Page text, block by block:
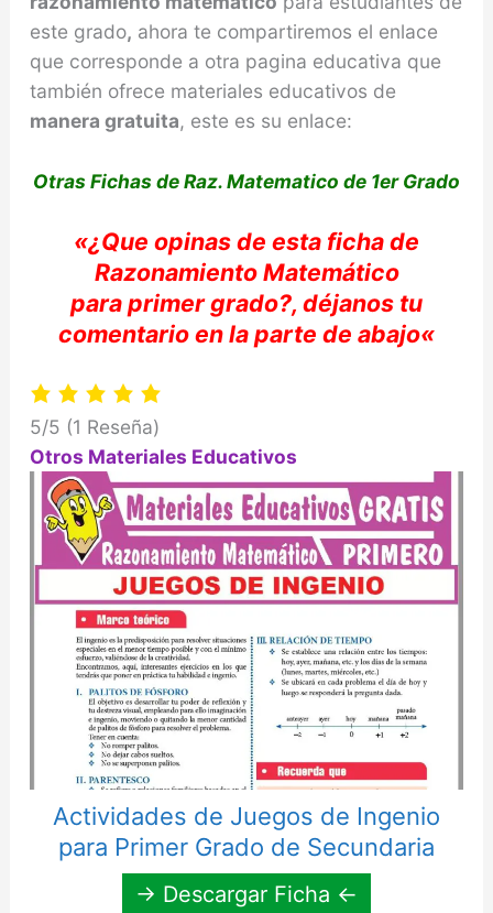
este grado, ahora te compartiremos el enlace
que corresponde a otra pagina educativa que
también ofrece materiales educativos de
manera gratuita, este es su enlace:
Otras Fichas de Raz. Matematico de 1er Grado
«¿Que opinas de esta ficha de
RazonamientoMatemático
paraprimer grado?, déjanos tu
comentario en la parte de abajo«
5/5 (1 Reseña)
Otros Materiales Educativos
Actividades de Juegos de Ingenio
para Primer Grado de Secundaria
→ Descargar Ficha ←